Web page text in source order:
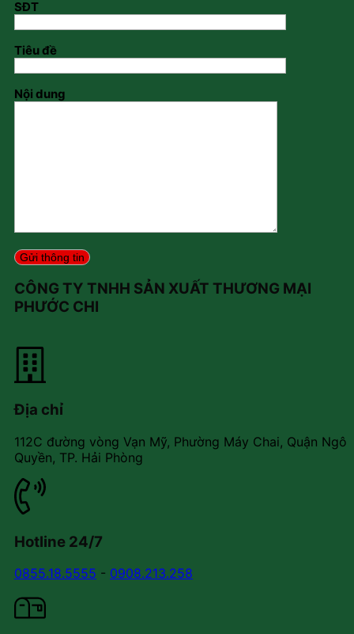
SĐT
Tiêu đề
Nội dung
CÔNG TY TNHH SẢN XUẤT THƯƠNG MẠI
PHƯỚC CHI
Địa chỉ
112C đường vòng Vạn Mỹ, Phường Máy Chai, Quận Ngô
Quyền, TP. Hải Phòng
Hotline 24/7
0855.18.5555 - 0908.213.258